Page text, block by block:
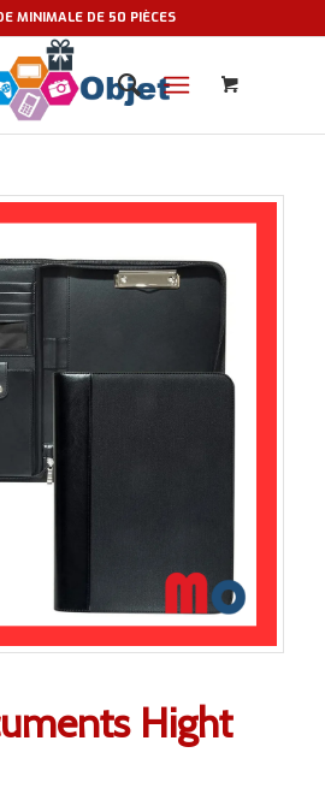
MINIMALE DE 50 PIÈCES
Hight